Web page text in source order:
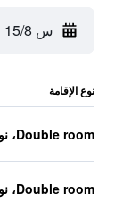
س 15/8
نوع الإقامة
Double room، نوع السرير غير معروف
Double room، نوع السرير غير معروف